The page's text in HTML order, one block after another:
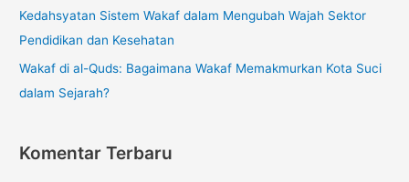
Kedahsyatan Sistem Wakaf dalam Mengubah Wajah Sektor
Pendidikan dan Kesehatan
Wakaf di al-Quds: Bagaimana Wakaf Memakmurkan Kota Suci
dalam Sejarah?
Komentar Terbaru